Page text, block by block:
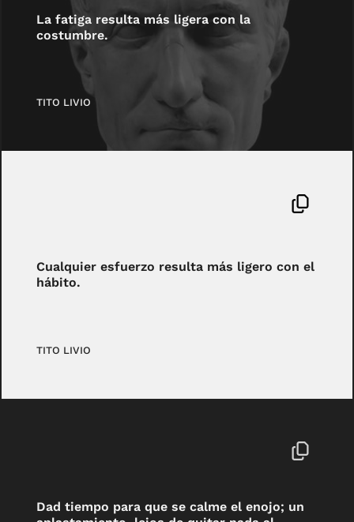
La fatiga resulta más ligera con la
costumbre.
TITO LIVIO
Cualquier esfuerzo resulta más ligero con el
hábito.
TITO LIVIO
Dad tiempo para que se calme el enojo; un